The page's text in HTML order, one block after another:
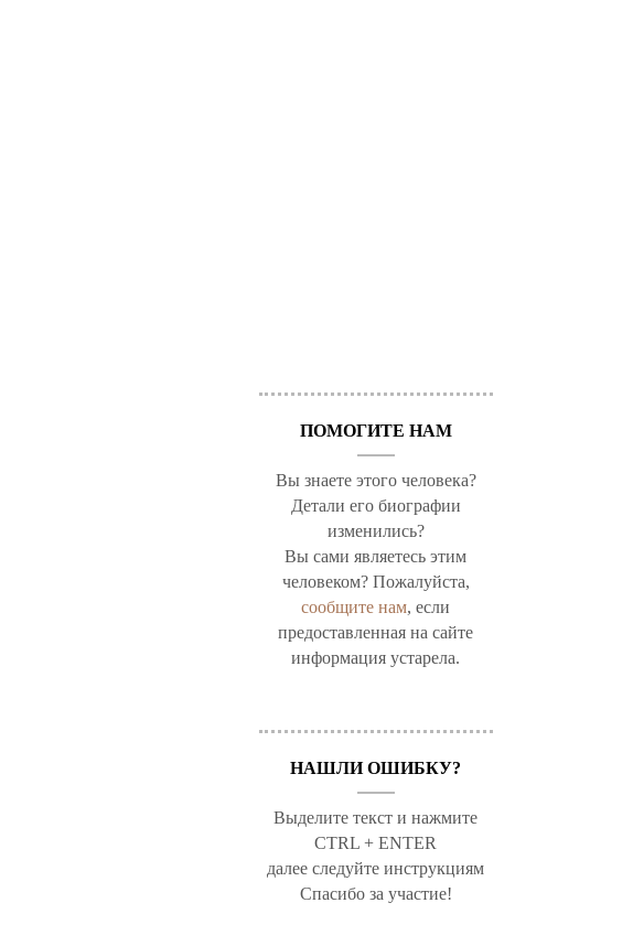
ПОМОГИТЕ НАМ
Вы знаете этого человека?
Детали его биографии
изменились?
Вы сами являетесь этим
человеком? Пожалуйста,
сообщите нам, если
предоставленная на сайте
информация устарела.
НАШЛИ ОШИБКУ?
Выделите текст и нажмите
CTRL + ENTER
далее следуйте инструкциям
Спасибо за участие!